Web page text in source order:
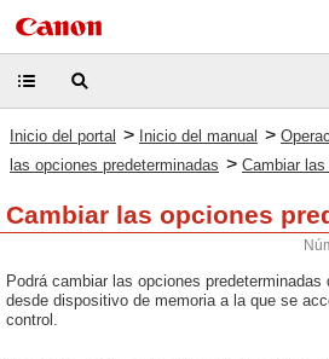
Inicio del portal > Inicio del manual >
las opciones predeterminadas > Cambiar
Cambiar las opciones
Podrá cambiar las opciones
desde dispositivo de memoria a la que se
control.